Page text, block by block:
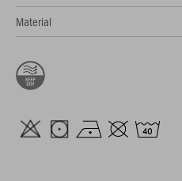
Material